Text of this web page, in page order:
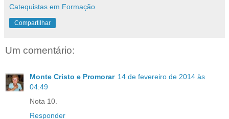
Catequistas em Formação
Compartilhar
Um comentário:
Monte Cristo e Promorar 14 de fevereiro de 2014 às
04:49
Nota 10.
Responder